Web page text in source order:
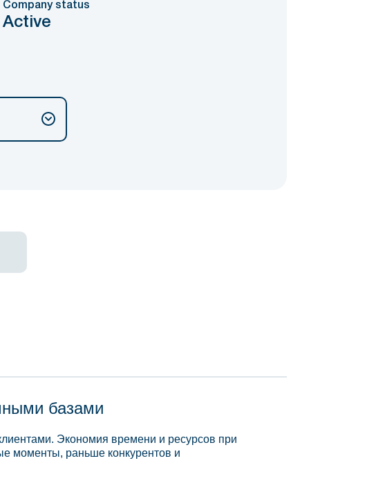
Company status
Active
базами
Экономия времени и ресурсов при
моменты, раньше конкурентов и